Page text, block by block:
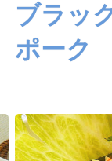
ブラッ
ポーク